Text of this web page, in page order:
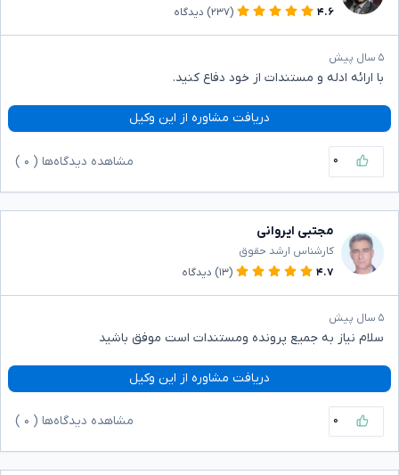
۴.۶
(۲۳۷) دیدگاه
۵ سال پیش
با ارائه ادله و مستندات از خود دفاع کنید.
دریافت مشاوره از این وکیل
۰ مشاهده دیدگاه‌ها ( ۰
مجتبی ایروانی
کارشناس ارشد حقوق
۴.۷
(۱۳) دیدگاه
۵ سال پیش
سلام نیاز به جمیع پرونده ومستندات است موفق باشید
دریافت مشاوره از این وکیل
۰ مشاهده دیدگاه‌ها ( ۰